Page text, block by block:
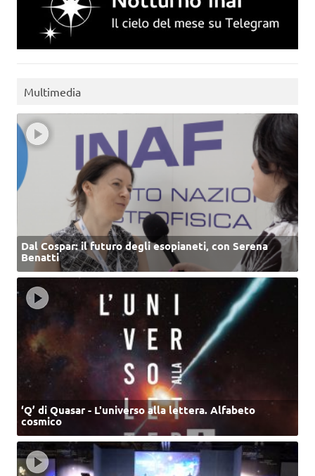
Multimedia
Dal Cospar: il futuro degli esopianeti, con Serena
Benatti
‘Q’ di Quasar - L'universo alla lettera. Alfabeto
cosmico